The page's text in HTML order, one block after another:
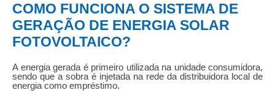
COMO FUNCIONA O SISTEMA DE
GERAÇÃO DE ENERGIA SOLAR
FOTOVOLTAICO?
A energia gerada é primeiro utilizada na unidade consumidora,
sendo que a sobra é injetada na rede da distribuidora local de
energia como empréstimo.